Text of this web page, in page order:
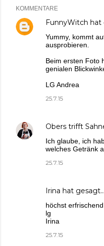
KOMMENTARE
FunnyWitch hat
Yummy, kommt
ausprobieren.
Beim ersten Foto
genialen
LG Andrea
25.7.15
Obers trifft
Ich glaube, ich
welches Getränk
25.7.15
Irina hat gesagt…
höchst
lg
Irina
25.7.15